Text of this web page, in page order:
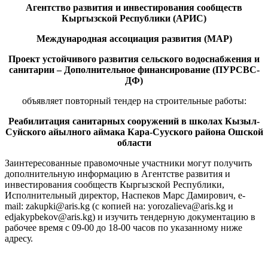
Агентство развития и инвестирования сообществ
Кыргызской Республики (АРИС)
Международная ассоциация развития (МАР)
Проект устойчивого развития сельского водоснабжения и
санитарии – Дополнительное финансирование (ПУРСВС-
ДФ)
объявляет повторный тендер на строительные работы:
Реабилитация санитарных сооружений в школах Кызыл-
Суйского айылного аймака Кара-Сууского района Ошской
области
Заинтересованные правомочные участники могут получить
дополнительную информацию в Агентстве развития и
инвестирования сообществ Кыргызской Республики,
Исполнительный директор, Наспеков Марс Дамирович, e-
mail: zakupki@aris.kg (с копией на: yorozalieva@aris.kg и
edjakypbekov@aris.kg) и изучить тендерную документацию в
рабочее время с 09-00 до 18-00 часов по указанному ниже
адресу.